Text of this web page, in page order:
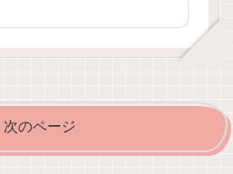
次のページ